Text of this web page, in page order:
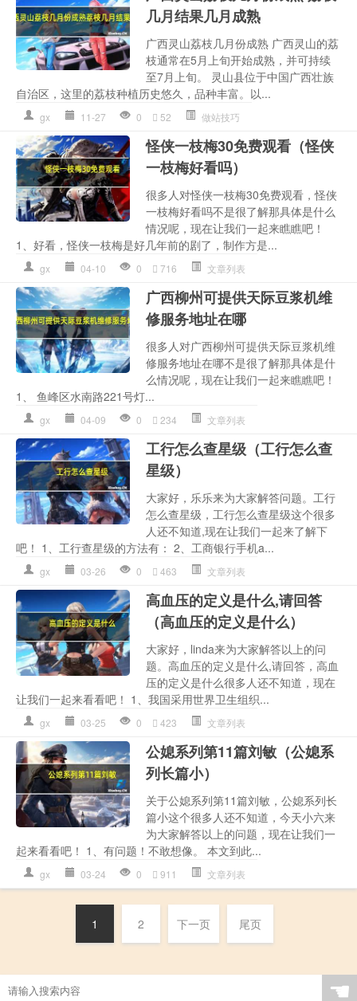
几月结果几月成熟
广西灵山荔枝几月份成熟 广西灵山的荔
枝通常在5月上旬开始成熟，并可持续
至7月上旬。 灵山县位于中国广西壮族
自治区，这里的荔枝种植历史悠久，品种丰富。以...
gx 11-27 0 52 做站技巧
怪侠一枝梅30免费观看（怪侠
一枝梅好看吗）
很多人对怪侠一枝梅30免费观看，怪侠
一枝梅好看吗不是很了解那具体是什么
情况呢，现在让我们一起来瞧瞧吧！
1、好看，怪侠一枝梅是好几年前的剧了，制作方是...
gx 04-10 0 716 文章列表
广西柳州可提供天际豆浆机维
修服务地址在哪
很多人对广西柳州可提供天际豆浆机维
修服务地址在哪不是很了解那具体是什
么情况呢，现在让我们一起来瞧瞧吧！
1、 鱼峰区水南路221号灯...
gx 04-09 0 234 文章列表
工行怎么查星级（工行怎么查
星级）
大家好，乐乐来为大家解答问题。工行
怎么查星级，工行怎么查星级这个很多
人还不知道,现在让我们一起来了解下
吧！ 1、工行查星级的方法有： 2、工商银行手机a...
gx 03-26 0 463 文章列表
高血压的定义是什么,请回答
（高血压的定义是什么）
大家好，linda来为大家解答以上的问
题。高血压的定义是什么,请回答，高血
压的定义是什么很多人还不知道，现在
让我们一起来看看吧！ 1、我国采用世界卫生组织...
gx 03-25 0 423 文章列表
公媳系列第11篇刘敏（公媳系
列长篇小）
关于公媳系列第11篇刘敏，公媳系列长
篇小这个很多人还不知道，今天小六来
为大家解答以上的问题，现在让我们一
起来看看吧！ 1、有问题！不敢想像。 本文到此...
gx 03-24 0 911 文章列表
1 2 下一页 尾页
☚